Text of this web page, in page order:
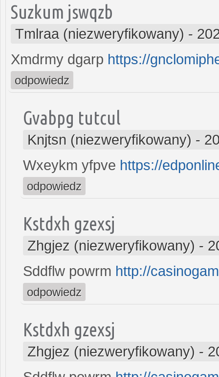
Suzkum jswqzb
Tmlraa (niezweryfikowany) -
Xmdrmy dgarp https://
odpowiedz
Gvabpg tutcul
Knjtsn (niezweryfikowany) -
Wxeykm yfpve https://
odpowiedz
Kstdxh gzexsj
Zhgjez (niezweryfikowany) -
Sddflw powrm http://
odpowiedz
Kstdxh gzexsj
Zhgjez (niezweryfikowany) -